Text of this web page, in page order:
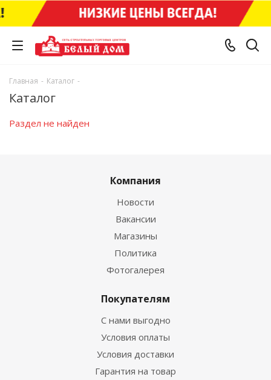
Главная - Каталог -
Каталог
Раздел не найден
Компания
Новости
Вакансии
Магазины
Политика
Фотогалерея
Покупателям
С нами выгодно
Условия оплаты
Условия доставки
Гарантия на товар